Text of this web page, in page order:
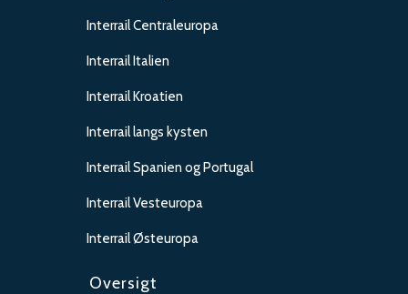
Interrail Centraleuropa
Interrail Italien
Interrail Kroatien
Interrail langs kysten
Interrail Spanien og Portugal
Interrail Vesteuropa
Interrail Østeuropa
Oversigt